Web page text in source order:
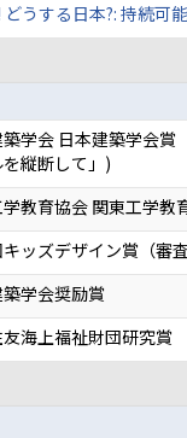
うする日本?: 持続可
築学会 日本建築学会
縦断して」)
教育協会 関東工学教
ッズデザイン賞（審
学会奨励賞
海上福祉財団研究賞